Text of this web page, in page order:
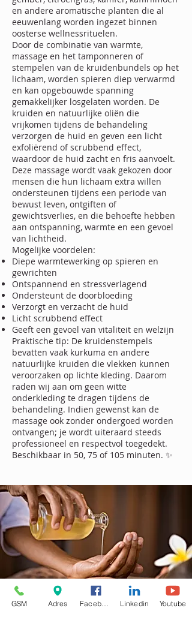
en andere aromatische planten die al
eeuwenlang worden ingezet binnen
oosterse wellnessrituelen.
Door de combinatie van warmte,
massage en het tamponneren of
stempelen van de kruidenbundels op het
lichaam, worden spieren diep verwarmd
en kan opgebouwde spanning
gemakkelijker losgelaten worden. De
kruiden en natuurlijke oliën die
vrijkomen tijdens de behandeling
verzorgen de huid en geven een licht
exfoliërend of scrubbend effect,
waardoor de huid zacht en fris aanvoelt.
Deze massage wordt vaak gekozen door
mensen die hun lichaam extra willen
ondersteunen tijdens een periode van
bewust leven, ontgiften of
gewichtsverlies, en die behoefte hebben
aan ontspanning, warmte en een gevoel
van lichtheid.
Mogelijke voordelen:
Diepe warmtewerking op spieren en
gewrichten
Ontspannend en stressverlagend
Ondersteunt de doorbloeding
Verzorgt en verzacht de huid
Licht scrubbend effect
Geeft een gevoel van vitaliteit en welzijn
Praktische tip: De kruidenstempels
bevatten vaak kurkuma en andere
natuurlijke kruiden die vlekken kunnen
veroorzaken op lichte kleding. Daarom
raden wij aan om geen witte
onderkleding te dragen tijdens de
behandeling. Indien gewenst kan de
massage ook zonder ondergoed worden
ontvangen; je wordt uiteraard steeds
professioneel en respectvol toegedekt.
Beschikbaar in 50, 75 of 105 minuten. ✨
GSM Adres Linkedin Youtube